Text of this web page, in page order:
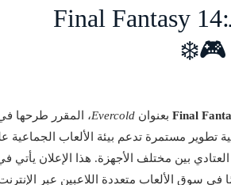
الإعلان عن التوسعة الجديدة لـFinal Fantasy 14:
Final بعنوان Evercold، المقرر طرحها
تطوير مستمرة تدعم بيئة الألعاب الجماعية
بين مختلف الأجهزة. هذا الإعلان يأتي
سوق الألعاب متعددة اللاعبين عبر